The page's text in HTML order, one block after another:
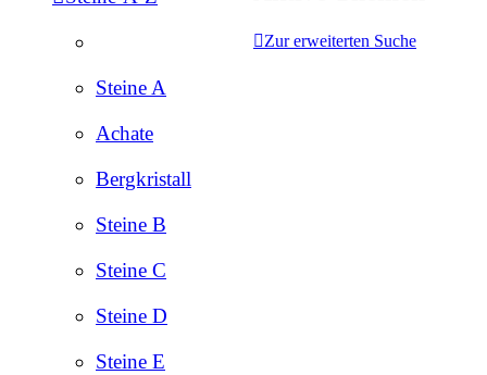
Steine A
Achate
Bergkristall
Steine B
Steine C
Steine D
Steine E
Zur erweiterten Suche